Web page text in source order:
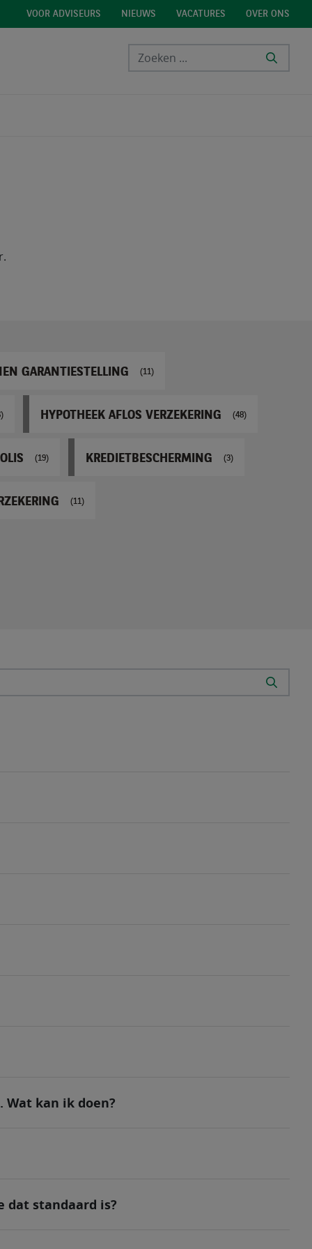
VOOR ADVISEURS NIEUWS VACATURES OVER ONS
GARANTIESTELLING (11)
HYPOTHEEK AFLOS VERZEKERING (48)
(19) KREDIETBESCHERMING (3)
(11)
kan ik doen?
dat standaard is?